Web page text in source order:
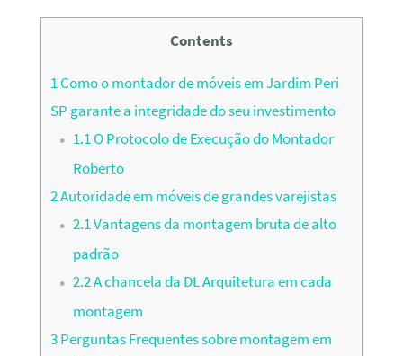
Contents
1Como o montador de móveis em Jardim Peri
SP garante a integridade do seu investimento
1.1O Protocolo de Execução do Montador
Roberto
2Autoridade em móveis de grandes varejistas
2.1Vantagens da montagem bruta de alto
padrão
2.2A chancela da DL Arquitetura em cada
montagem
3Perguntas Frequentes sobre montagem em